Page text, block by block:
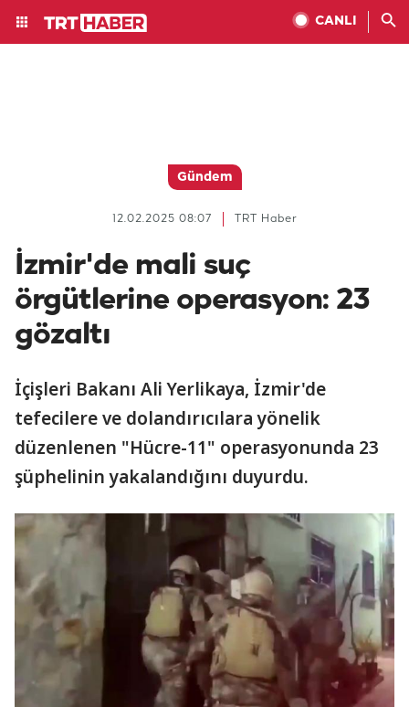
CANLI
Gündem
TRT Haber
12.02.2025 08:07
İzmir'de mali suç
örgütlerine operasyon: 23
gözaltı
İçişleri Bakanı Ali Yerlikaya, İzmir'de
tefecilere ve dolandırıcılara yönelik
düzenlenen "Hücre-11" operasyonunda 23
şüphelinin yakalandığını duyurdu.